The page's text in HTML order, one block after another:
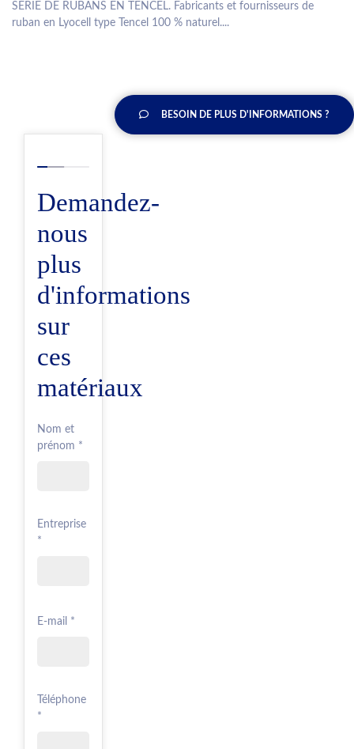
SÉRIE DE RUBANS EN TENCEL. Fabricants et fournisseurs de
ruban en Lyocell type Tencel 100 % naturel....
BESOIN DE PLUS D'INFORMATIONS ?
Demandez-
nous
plus
d'informations
sur
ces
matériaux
Nom et
prénom *
Entreprise
*
E-mail *
Téléphone
*